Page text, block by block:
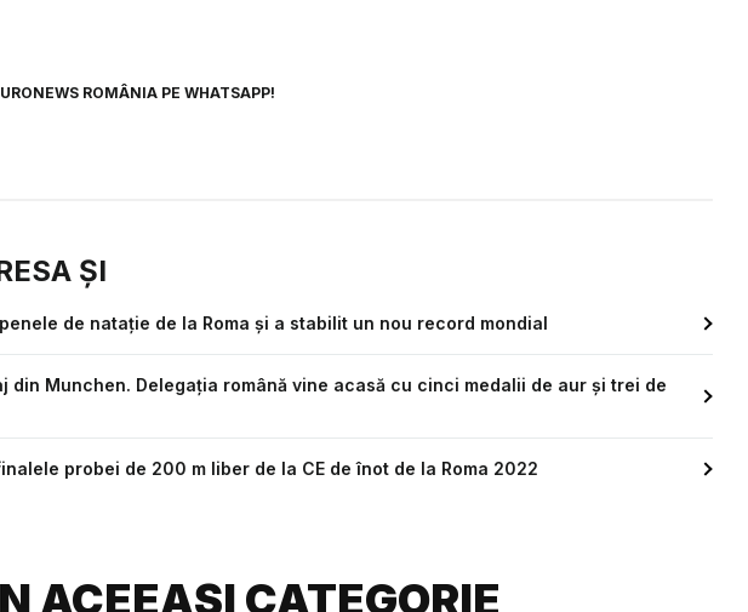
ROMÂNIA PE WHATSAPP!
ȘI
de natație de la Roma și a stabilit un nou record mondial
din Munchen. Delegația română vine acasă cu cinci medalii de aur și trei de
probei de 200 m liber de la CE de înot de la Roma 2022
ACEEAȘI CATEGORIE